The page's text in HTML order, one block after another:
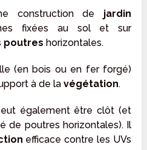
construction de jardin
fixées au sol et sur
poutres horizontales.
(en bois ou en fer forgé)
à de lavégétation.
également être clôt (et
de poutres horizontales). Il
efficace contre les UVs